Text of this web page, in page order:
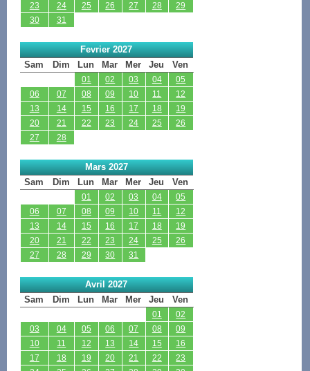
23
24 25 26 27 28
29
30
31
Fevrier 2027
Sam
Dim Lun Mar Mer Jeu Ven
01 02 03 04
05
06
07 08 09 10 11
12
13
14 15 16 17 18
19
20
21 22 23 24 25
26
27
28
Mars 2027
Sam
Dim Lun Mar Mer Jeu Ven
01 02 03 04
05
06
07 08 09 10 11
12
13
14 15 16 17 18
19
20
21 22 23 24 25
26
27
28 29 30 31
Avril 2027
Sam
Dim Lun Mar Mer Jeu Ven
01
02
03
04 05 06 07 08
09
10
11 12 13 14 15
16
17
18 19 20 21 22
23